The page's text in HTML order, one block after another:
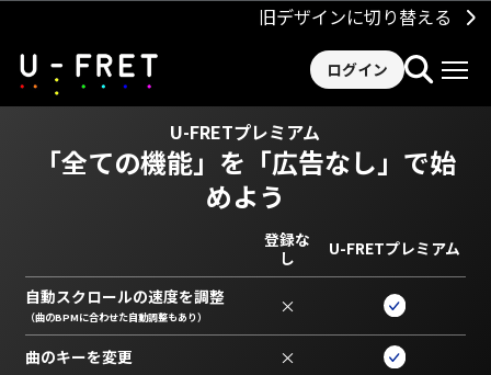
旧デザインに切り替える
ログイン
U-FRETプレミアム
「全ての機能」を 「広告なし」で始
めよう
登録な
し
U-FRETプレミアム
自動スクロールの速度を調整
（曲のBPMに合わせた自動調整もあり） ×
曲のキーを変更 ×